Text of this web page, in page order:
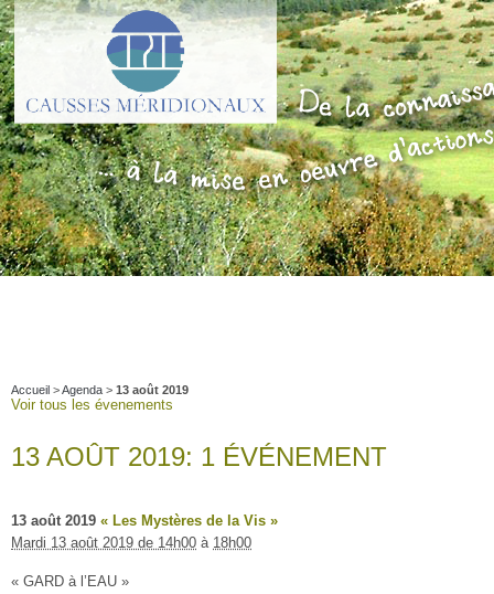
Accueil >Agenda > 13 août 2019
Voir tous les évenements
13 AOÛT 2019: 1 ÉVÉNEMENT
13 août 2019 « Les Mystères de la Vis »
Mardi 13 août 2019 de 14h00 à 18h00
« GARD à l’EAU »